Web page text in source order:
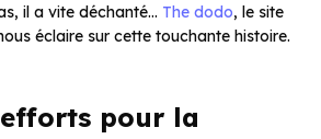
il a vite déchanté… The dodo, le site
éclaire sur cette touchante histoire.
pour la